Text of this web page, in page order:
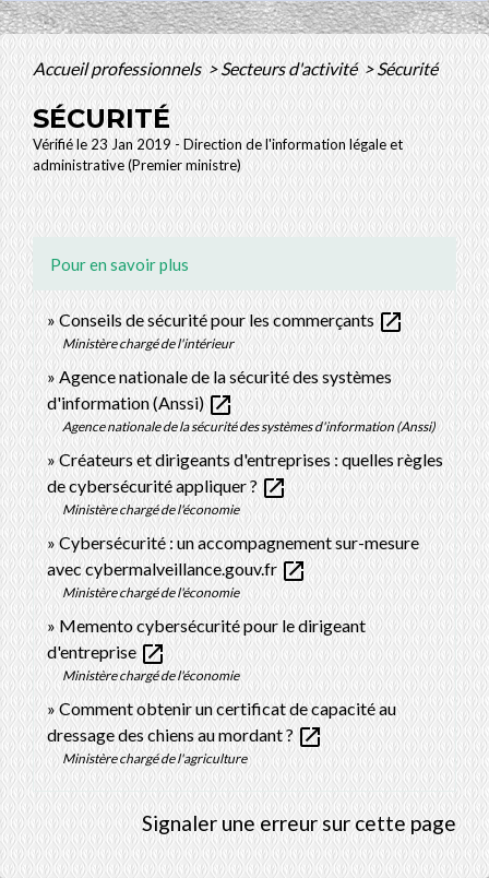
Accueil professionnels>Secteurs d'activité> Sécurité
SÉCURITÉ
Vérifié le 23 Jan 2019 - Direction de l'information légale et
administrative (Premier ministre)
Pour en savoir plus
Conseils de sécurité pour les commerçantsopen_in_new
Ministère chargé de l'intérieur
Agence nationale de la sécurité des systèmes
d'information (Anssi)open_in_new
Agence nationale de la sécurité des systèmes d'information (Anssi)
Créateurs et dirigeants d'entreprises : quelles règles
de cybersécurité appliquer ? open_in_new
Ministère chargé de l'économie
Cybersécurité : un accompagnement sur-mesure
avec cybermalveillance.gouv.fr open_in_new
Ministère chargé de l'économie
Memento cybersécurité pour le dirigeant
d'entreprise open_in_new
Ministère chargé de l'économie
Comment obtenir un certificat de capacité au
dressage des chiens au mordant ? open_in_new
Ministère chargé de l'agriculture
Signaler une erreur sur cette page